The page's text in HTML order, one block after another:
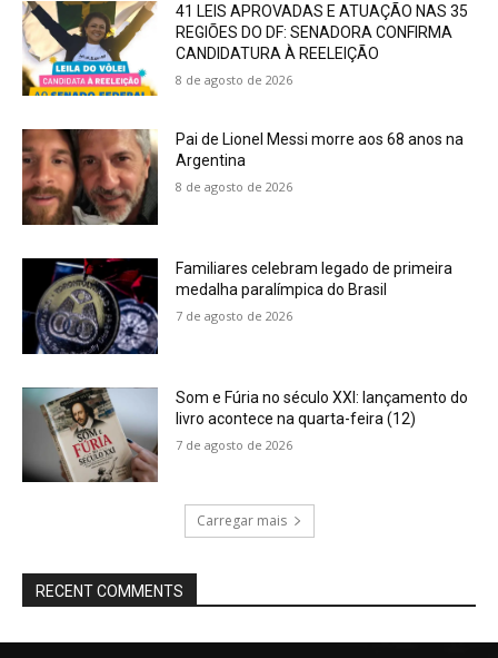
41 LEIS APROVADAS E ATUAÇÃO NAS 35
REGIÕES DO DF: SENADORA CONFIRMA
CANDIDATURA À REELEIÇÃO
8 de agosto de 2026
Pai de Lionel Messi morre aos 68 anos na
Argentina
8 de agosto de 2026
Familiares celebram legado de primeira
medalha paralímpica do Brasil
7 de agosto de 2026
Som e Fúria no século XXI: lançamento do
livro acontece na quarta-feira (12)
7 de agosto de 2026
Carregar mais
RECENT COMMENTS